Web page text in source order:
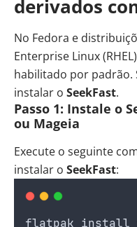
derivados
No Fedora e
Enterprise Linux
habilitado por padrão.
instalar o SeekFast.
Passo 1: Instale o
ou Mageia
Execute o seguinte
instalar o SeekFast:
flatpak install